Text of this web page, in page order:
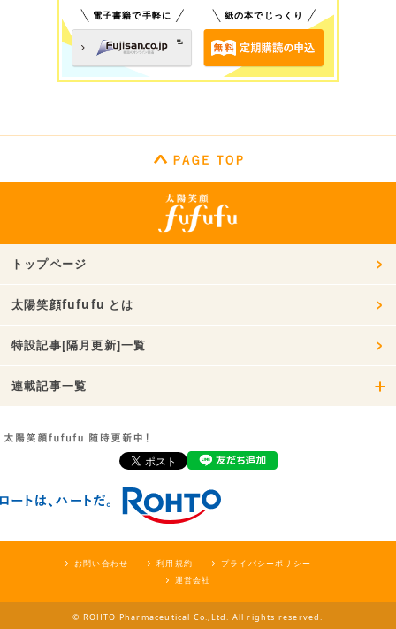
電子書籍で手軽に 紙の本でじっくり
トップページ
太陽笑顔fufufu とは
特設記事[隔月更新]一覧
連載記事一覧
お問い合わせ 利用規約
プライバシーポリシー
運営会社
© ROHTO Pharmaceutical Co.,Ltd. All rights reserved.